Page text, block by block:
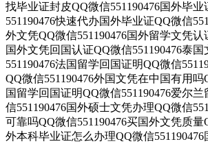
找毕业证封皮QQ微信551190476国外毕
551190476快速代办国外毕业证QQ微信
外文凭QQ微信551190476国外留学文凭认
国外文凭回国认证QQ微信551190476泰
551190476法国留学回国证明QQ微信
QQ微信551190476外国文凭在中国有用吗
国留学回国证明QQ微信551190476爱尔
信551190476国外硕士文凭办理QQ微信
可靠吗QQ微信551190476买国外文凭质量
外本科毕业证怎么办理QQ微信